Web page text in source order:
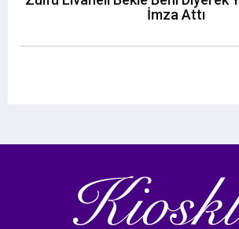
İmza Attı